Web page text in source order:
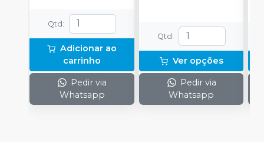
Qtd :
Adicionar ao
carrinho
Pedir via
Whatsapp
Qtd :
Ver opções
Pedir via
Whatsapp